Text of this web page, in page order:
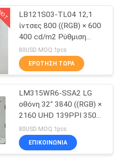
666
LB121S03-TL04 12,1
ίντσες 800 ((RGB) × 600
400 cd/m2 Ρύθμιση
εικόνας 60Hz TFT-LCD,
LCM
80USD MOQ:1pcs
ΕΡΏΤΗΣΗ ΤΏΡΑ
LM315WR6-SSA2 LG
οθόνη 32" 3840 ((RGB) ×
2160 UHD 139PPI 350
cd/m2 Βιομηχανική
οθόνη LCD
80USD MOQ:1pcs
ΕΠΙΚΟΙΝΩΝΙΑ